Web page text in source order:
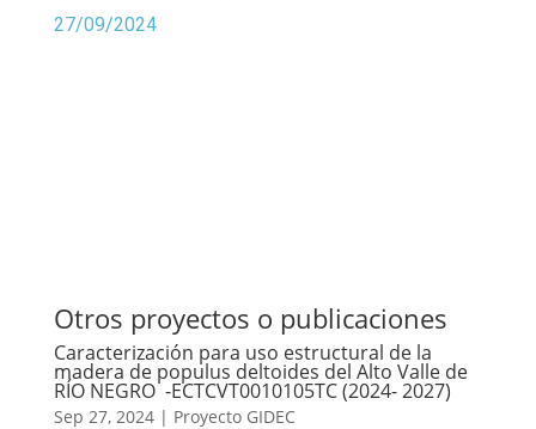
27/09/2024
Otros proyectos o publicaciones
Caracterización para uso estructural de la
madera de populus deltoides del Alto Valle de
RÍO NEGRO -ECTCVT0010105TC (2024- 2027)
Sep 27, 2024| Proyecto GIDEC